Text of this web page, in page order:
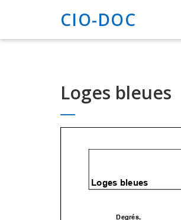
CIO-DOC
Loges bleues